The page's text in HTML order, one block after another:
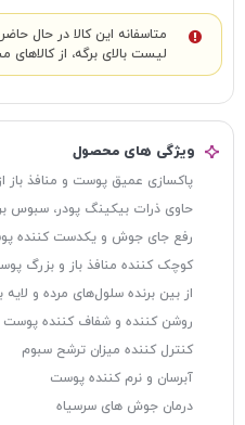
متاسفانه این کالا در حال
لیست بالای برگه، از کالاهای
ویژگی های محصول
پاکسازی عمیق پوست و منافذ باز
حاوی ذرات بیکینگ پودر، سبوس
رفع جای جوش و یکدست کننده
کوچک کننده منافذ باز و بزرگ
از بین برنده سلول‌های مرده و لایه
روشن کننده و شفاف کننده پوست
کنترل کننده میزان ترشح سبوم
آبرسان و نرم کننده پوست
درمان جوش های سرسیاه